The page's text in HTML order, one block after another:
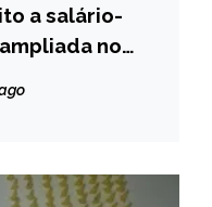
a salário-
no